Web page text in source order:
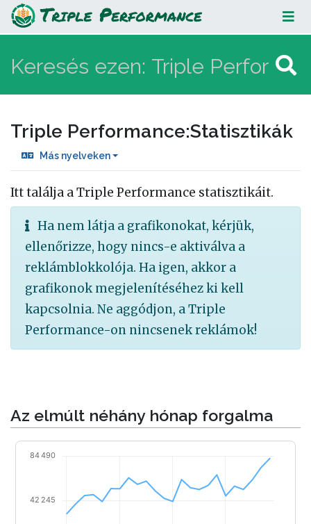
Statisztikák
Triple Performance:Statisztikák
Más nyelveken
Ugrás:navigáció,keresés
Itt találja a Triple Performance statisztikáit.
Ha nem látja a grafikonokat, kérjük,
ellenőrizze, hogy nincs-e aktiválva a
reklámblokkolója. Ha igen, akkor a
grafikonok megjelenítéséhez ki kell
kapcsolnia. Ne aggódjon, a Triple
Performance-on nincsenek reklámok!
Az elmúlt néhány hónap forgalma